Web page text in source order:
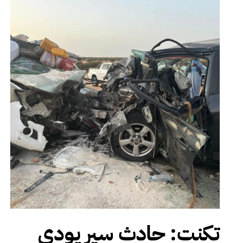
تكنت: حادث سير يودي